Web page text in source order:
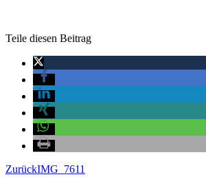
Teile diesen Beitrag
ZurückIMG_7611